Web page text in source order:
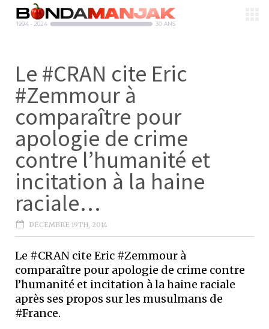
Le #CRAN cite Eric
#Zemmour à
comparaître pour
apologie de crime
contre l’humanité et
incitation à la haine
raciale…
DÉCEMBRE 19TH, 2014
Le #CRAN cite Eric #Zemmour à
comparaître pour apologie de crime contre
l’humanité et incitation à la haine raciale
après ses propos sur les musulmans de
#France.